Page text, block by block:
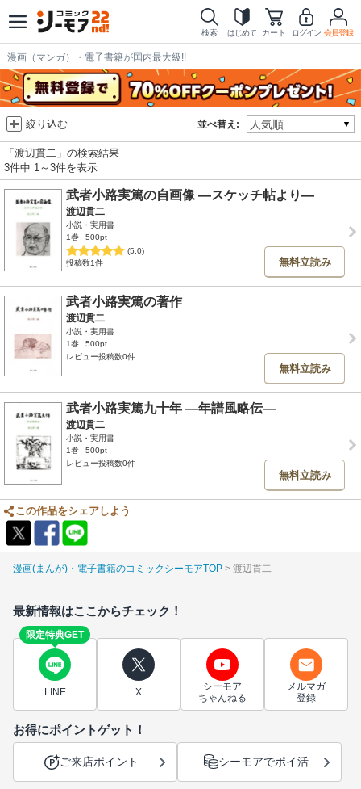
検索 はじめて カート ログイン 会員登録
漫画（マンガ）・電子書籍が国内最大級!!
並べ替え:
絞り込む
「渡辺貫二」の検索結果
3件中 1～3件を表示
武者小路実篤の自画像 ―スケッチ帖より―
渡辺貫二
小説・実用書
1巻
500pt
(5.0)
投稿数1件
無料立読み
武者小路実篤の著作
渡辺貫二
小説・実用書
1巻
500pt
レビュー投稿数0件
無料立読み
武者小路実篤九十年 ―年譜風略伝―
渡辺貫二
小説・実用書
1巻
500pt
レビュー投稿数0件
無料立読み
この作品をシェアしよう
漫画(まんが)・電子書籍のコミックシーモアTOP 渡辺貫二
最新情報はここからチェック！
限定特典GET
LINE X
シーモア
ちゃんねる
メルマガ
登録
お得にポイントゲット！
ご来店ポイント シーモアでポイ活